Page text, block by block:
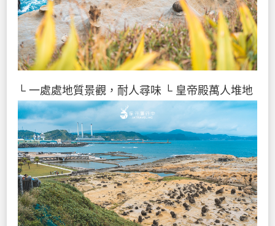
└ 一處處地質景觀，耐人尋味 └ 皇帝殿萬人堆地